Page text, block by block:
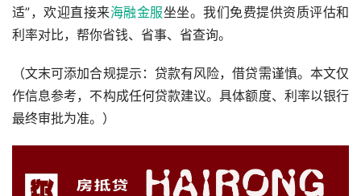
适”，欢迎直接来海融金服坐坐。我们免费提供资质评估和
利率对比，帮你省钱、省事、省查询。
（文末可添加合规提示：贷款有风险，借贷需谨慎。本文仅
作信息参考，不构成任何贷款建议。具体额度、利率以银行
最终审批为准。）